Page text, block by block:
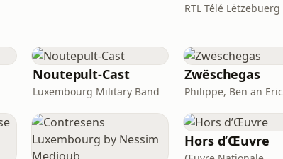
RTL Télé Lëtzebuerg
Noutepult-Cast
Luxembourg Military Band
Zwëschegas
Philippe, Ben an Eric
Hors d’Œuvre